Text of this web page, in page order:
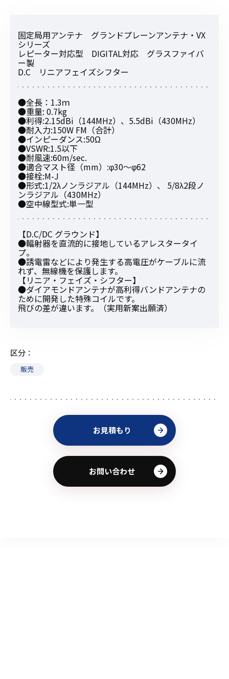
固定局用アンテナ グランドプレーンアンテナ・VX
シリーズ
レピーター対応型 DIGITAL対応 グラスファイバ
ー製
D.C リニアフェイズシフター
●全長：1.3ｍ
●重量: 0.7kg
●利得:2.15dBi（144MHz）、5.5dBi（430MHz）
●耐入力:150W FM（合計）
●インピーダンス:50Ω
●VSWR:1.5以下
●耐風速:60m/sec.
●適合マスト径（mm）:φ30〜φ62
●接栓:M-J
●形式:1/2λノンラジアル（144MHz）、 5/8λ2段ノ
ンラジアル（430MHz）
●空中線型式:単一型
【D.C/DC グラウンド】
●輻射器を直流的に接地しているアレスタータイ
プ。
●誘電雷などにより発生する高電圧がケーブルに流
れず、無線機を保護します。
【リニア・フェイズ・シフター】
●ダイアモンドアンテナが高利得バンドアンテナの
ために開発した特殊コイルです。
飛びの差が違います。（実用新案出願済）
区分
販売
お見積もり
お問い合わせ